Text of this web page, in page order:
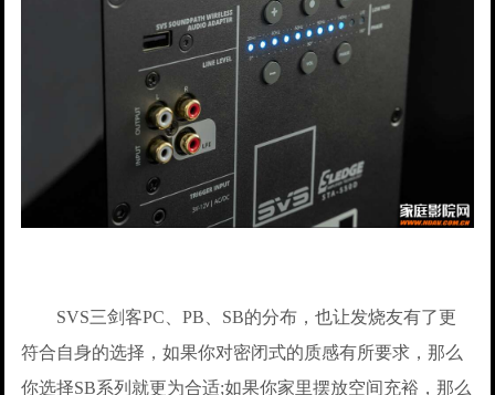
SVS三剑客PC、PB、SB的分布，也让发烧友有了更
符合自身的选择，如果你对密闭式的质感有所要求，那么
你选择SB系列就更为合适;如果你家里摆放空间充裕，那么